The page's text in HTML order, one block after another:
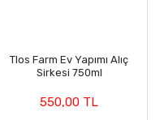
Tlos Farm Ev Yapımı Alıç
Sirkesi 750ml
550,00 TL